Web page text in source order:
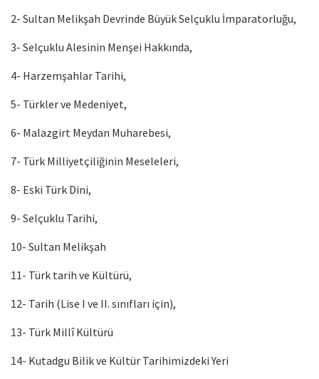
2- Sultan Melikşah Devrinde Büyük Selçuklu İmparatorluğu,
3- Selçuklu Alesinin Menşei Hakkında,
4- Harzemşahlar Tarihi,
5- Türkler ve Medeniyet,
6- Malazgirt Meydan Muharebesi,
7- Türk Milliyetçiliğinin Meseleleri,
8- Eski Türk Dini,
9- Selçuklu Tarihi,
10- Sultan Melikşah
11- Türk tarih ve Kültürü,
12- Tarih (Lise I ve II. sınıfları için),
13- Türk Millî Kültürü
14- Kutadgu Bilik ve Kültür Tarihimizdeki Yeri